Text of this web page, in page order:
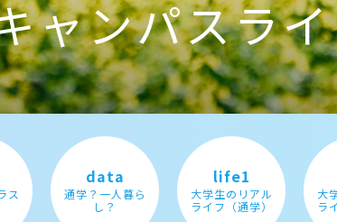
ャンパスラ
ス
data
通学？一人暮ら
し？
life1
大学生のリアル
ライフ（通学）
大
ラ